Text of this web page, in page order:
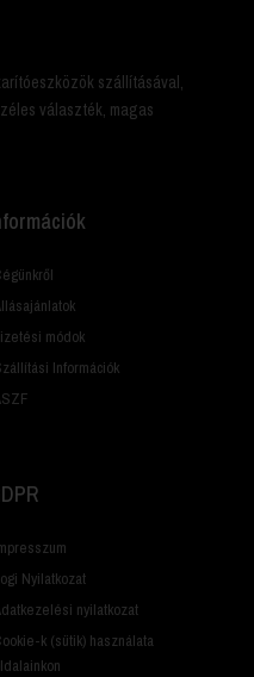
szállításával,
választék, magas
módok
Információk
Nyilatkozat
nyilatkozat
k (sütik) használata